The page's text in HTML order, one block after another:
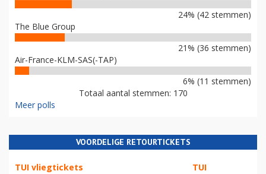
24% (42 stemmen)
The Blue Group
21% (36 stemmen)
Air-France-KLM-SAS(-TAP)
6% (11 stemmen)
Totaal aantal stemmen: 170
Meer polls
VOORDELIGE RETOURTICKETS
TUI vliegtickets TUI